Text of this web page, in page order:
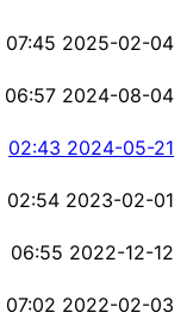
2025-02-04 07:45
2024-08-04 06:57
2024-05-21 02:43
2023-02-01 02:54
2022-12-12 06:55
2022-02-03 07:02